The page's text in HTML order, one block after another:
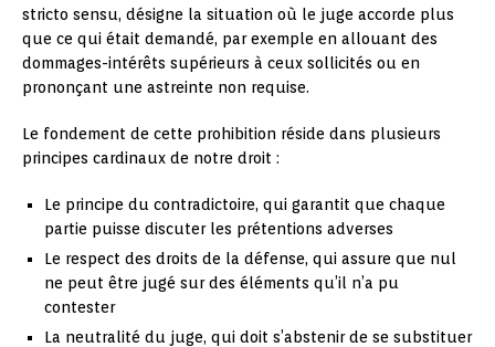
stricto sensu, désigne la situation où le juge accorde plus
que ce qui était demandé, par exemple en allouant des
dommages-intérêts supérieurs à ceux sollicités ou en
prononçant une astreinte non requise.
Le fondement de cette prohibition réside dans plusieurs
principes cardinaux de notre droit :
Le principe du contradictoire, qui garantit que chaque
partie puisse discuter les prétentions adverses
Le respect des droits de la défense, qui assure que nul
ne peut être jugé sur des éléments qu’il n’a pu
contester
La neutralité du juge, qui doit s’abstenir de se substituer